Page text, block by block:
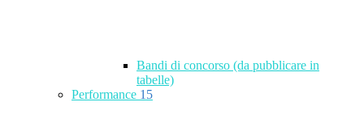
Bandi di concorso (da pubblicare in
tabelle)
Performance 15